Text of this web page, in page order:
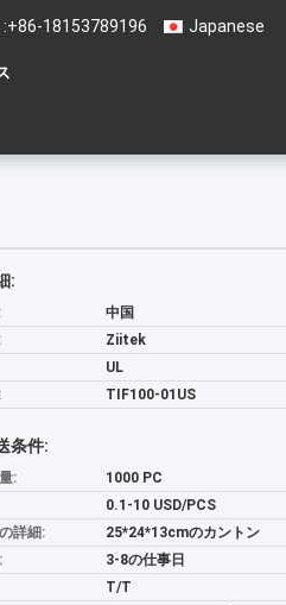
Japanese
+86-18153789196
:
中国
Ziitek
UL
TIF100-01US
条件:
:
1000 PC
0.1-10 USD/PCS
詳細:
25*24*13cmのカントン
3-8の仕事日
T/T